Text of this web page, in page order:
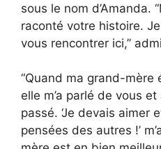
sous le nom d’Amanda.
raconté votre histoire.
vous rencontrer ici,”
“Quand ma grand-mère
elle m’a parlé de vous
passé. ‘Je devais aimer
pensées des autres !’